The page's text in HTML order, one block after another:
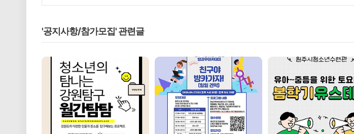
'공지사항/참가모집' 관련글